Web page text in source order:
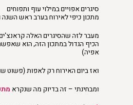
סיגרים אפויים במילוי עוף ותפוחים
מתכון כיפי לאירוח בערב ראש השנה
מעבר לזה שהסיגרים האלה קראנצ'ים
הכיף הגדול במתכון הזה, הוא
אפיה)
ואז ביום האירוח רק לאפות (פשוט
ומבחינתי – זה בדיוק מה שנקרא